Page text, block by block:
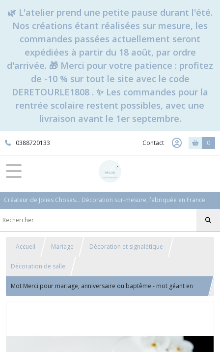
🌿 L'atelier prend une petite pause durant l'été.
Nos créations étant réalisées sur mesure, les
commandes passées actuellement seront
expédiées à partir du 18 août, par ordre
d'arrivée. 🎁 Merci pour votre patience : profitez
de -10 % sur tout le site avec le code
DERETOURLE1808 . ✨ Les commandes pour la
rentrée scolaire restent possibles, avec une
livraison avant le 1er septembre.
0388720133 Contact 0
Créateur de Jolies Choses... Décoration sur-mesure, fabriquée en France.
Accueil Mariage Décoration et signalétique
Décoration de salle
Mot Merci pour mariage, anniversaire ou baptême - mot géant en